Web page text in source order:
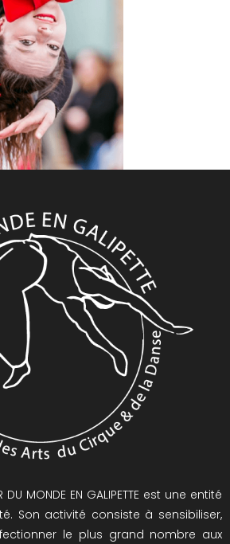
MONDE EN GALIPETTE est une entité
Son activité consiste à sensibiliser,
le plus grand nombre aux